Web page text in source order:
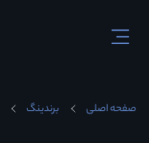
صفحه اصلی برندینگ